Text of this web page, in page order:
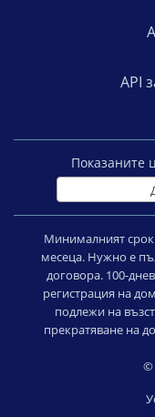
API
Показаните
Минималният срок
месеца. Нужно е
договора. 100-
регистрация на
подлежи на
прекратяване на
©